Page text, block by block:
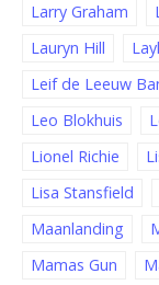
Larry Graham
Lauryn Hill
Leif de Leeuw
Leo Blokhuis
Lionel Richie
Lisa Stansfield
Maanlanding
Mamas Gun